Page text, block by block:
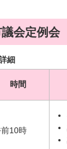
会定例会
細
時間
10時